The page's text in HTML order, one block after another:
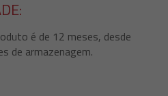
é de 12 meses, desde
de armazenagem.